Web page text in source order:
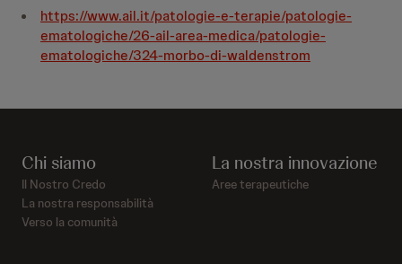
https://www.ail.it/patologie-e-terapie/patologie-
ematologiche/26-ail-area-medica/patologie-
ematologiche/324-morbo-di-waldenstrom
Chi siamo
Il Nostro Credo
La nostra responsabilità
Verso la comunità
La nostra innovazione
Aree terapeutiche